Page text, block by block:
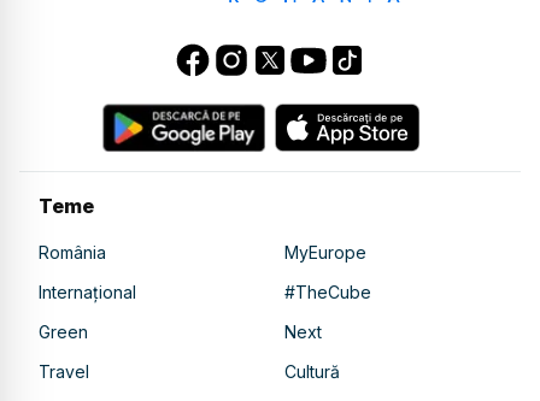
Teme
România
MyEurope
Internațional
#TheCube
Green
Next
Travel
Cultură